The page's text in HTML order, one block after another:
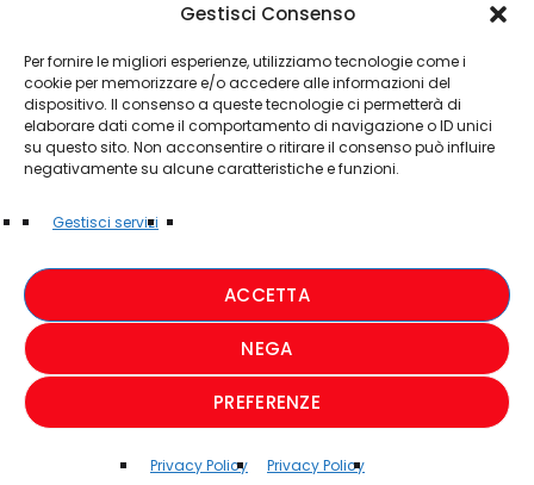
Gestisci Consenso
Per fornire le migliori esperienze, utilizziamo tecnologie come i
cookie per memorizzare e/o accedere alle informazioni del
dispositivo. Il consenso a queste tecnologie ci permetterà di
elaborare dati come il comportamento di navigazione o ID unici
su questo sito. Non acconsentire o ritirare il consenso può influire
negativamente su alcune caratteristiche e funzioni.
Gestisci servizi
ACCETTA
NEGA
PREFERENZE
Privacy Policy Privacy Policy
PRIVACY POLICY
COOKIE POLICY